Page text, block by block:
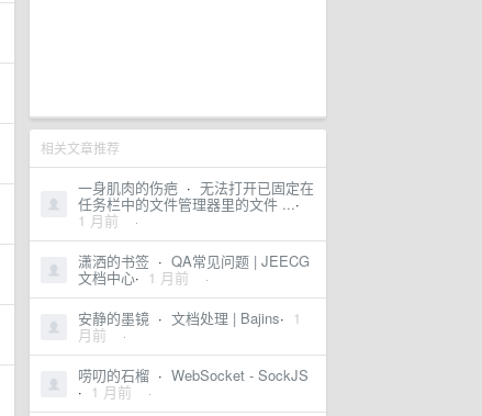
相关文章推荐
一身肌肉的伤疤 · 无法打开已固定在
任务栏中的文件管理器里的文件 ...·
1 月前 ·
潇洒的书签 · QA常见问题 | JEECG
文档中心· 1 月前 ·
安静的墨镜 · 文档处理 | Bajins· 1
月前 ·
唠叨的石榴 · WebSocket - SockJS
· 1 月前 ·